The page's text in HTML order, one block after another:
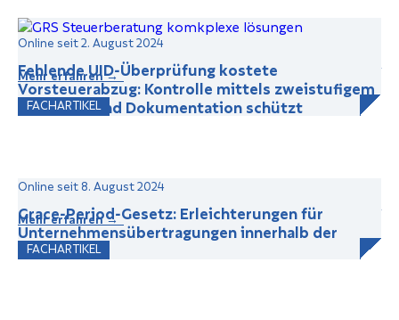
FACHARTIKEL
Online seit 2. August 2024
Fehlende UID-Überprüfung kostete
Vorsteuerabzug: Kontrolle mittels zweistufigem
Verfahren und Dokumentation schützt
Mehr erfahren →
FACHARTIKEL
Online seit 8. August 2024
Grace-Period-Gesetz: Erleichterungen für
Unternehmensübertragungen innerhalb der
Familie
Mehr erfahren →